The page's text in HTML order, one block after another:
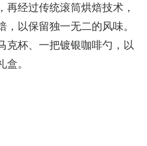
再经过传统滚筒烘焙技术，
以保留独一无二的风味。
克杯、一把镀银咖啡勺，以
。